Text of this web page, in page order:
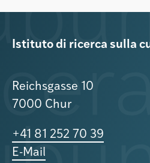
Istituto di ricerca sulla
Reichsgasse 10
7000 Chur
+41 81 252 70 39
E-Mail